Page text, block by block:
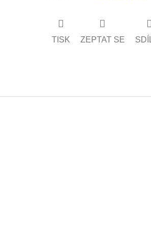
TISK ZEPTAT SE